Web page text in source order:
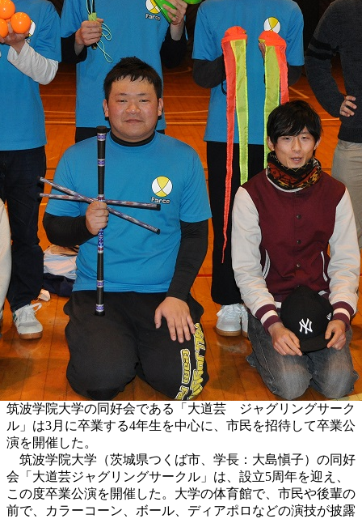
筑波学院大学の同好会である「大道芸 ジャグリングサーク
ル」は3月に卒業する4年生を中心に、市民を招待して卒業公
演を開催した。
筑波学院大学（茨城県つくば市、学長：大島愼子）の同好
会「大道芸ジャグリングサークル」は、設立5周年を迎え、
この度卒業公演を開催した。大学の体育館で、市民や後輩の
前で、カラーコーン、ボール、ディアポロなどの演技が披露